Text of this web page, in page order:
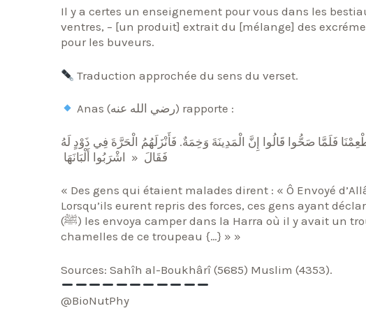
Il y a certes un enseignement pour vous dans les
ventres, – [un produit] extrait du [mélange] des
pour les buveurs.
Traduction approchée du sens du verset.
Anas (رضي الله عنه) rapporte :
فَلَمَّا صَحُّوا قَالُوا إِنَّ الْمَدِينَةَ وَخِمَةٌ‏.‏ فَأَنْزَلَهُمُ الْحَرَّةَ فِي ذَوْدٍ لَهُ
فَقَالَ ‏ « ‏ اشْرَبُوا أَلْبَانَهَا ‏
« Des gens qui étaient malades dirent : « Ô Envoyé
Lorsqu’ils eurent repris des forces, ces gens ayant
(ﷺ) les envoya camper dans la Harra où il y avait un troupeau de chameaux et leur dit de boire du lait des
chamelles de ce troupeau {…} » »
Sources: Sahîh al-Boukhârî (5685) Muslim (4353).
@BioNutPhy